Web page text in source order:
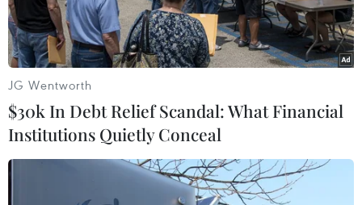
JG Wentworth
$30k In Debt Relief Scandal: What Financial
Institutions Quietly Conceal